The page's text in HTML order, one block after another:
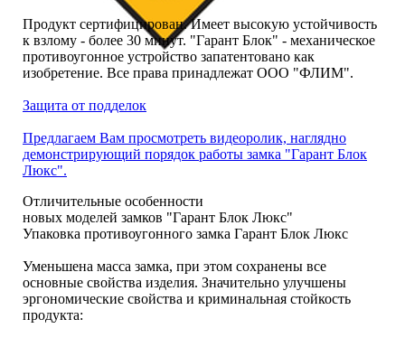
Продукт сертифицирован. Имеет высокую устойчивость
к взлому - более 30 минут. "Гарант Блок" - механическое
противоугонное устройство запатентовано как
изобретение. Все права принадлежат ООО "ФЛИМ".
Защита от подделок
Предлагаем Вам просмотреть видеоролик, наглядно
демонстрирующий порядок работы замка "Гарант Блок
Люкс".
Отличительные особенности
новых моделей замков "Гарант Блок Люкс"
Упаковка противоугонного замка Гарант Блок Люкс
Уменьшена масса замка, при этом сохранены все
основные свойства изделия. Значительно улучшены
эргономические свойства и криминальная стойкость
продукта: